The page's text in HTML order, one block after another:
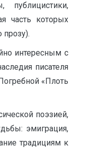
часть которых
прозу).
интересным с
писателя
«Плоть
поэзией,
эмиграция,
традициям к